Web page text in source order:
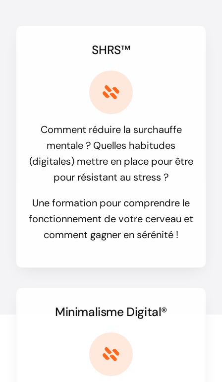
SHRS™
Comment réduire la surchauffe
mentale ? Quelles habitudes
(digitales) mettre en place pour être
pour résistant au stress ?
Une formation pour comprendre le
fonctionnement de votre cerveau et
comment gagner en sérénité !
Minimalisme Digital®